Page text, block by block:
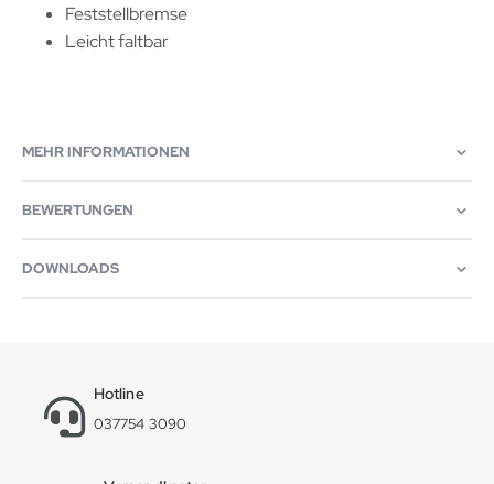
Feststellbremse
Leicht faltbar
MEHR INFORMATIONEN
BEWERTUNGEN
DOWNLOADS
Hotline
037754 3090